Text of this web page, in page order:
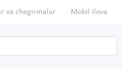
va chegirmalar Mobil ilova